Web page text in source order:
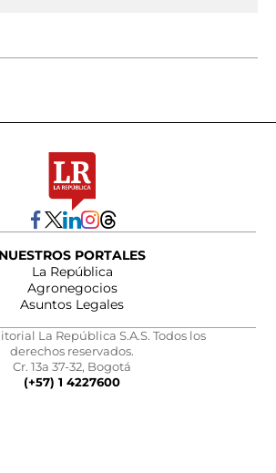
NUESTROS PORTALES
La República
Agronegocios
Asuntos Legales
La República S.A.S. Todos los
derechos reservados.
Cr. 13a 37-32, Bogotá
(+57) 1 4227600